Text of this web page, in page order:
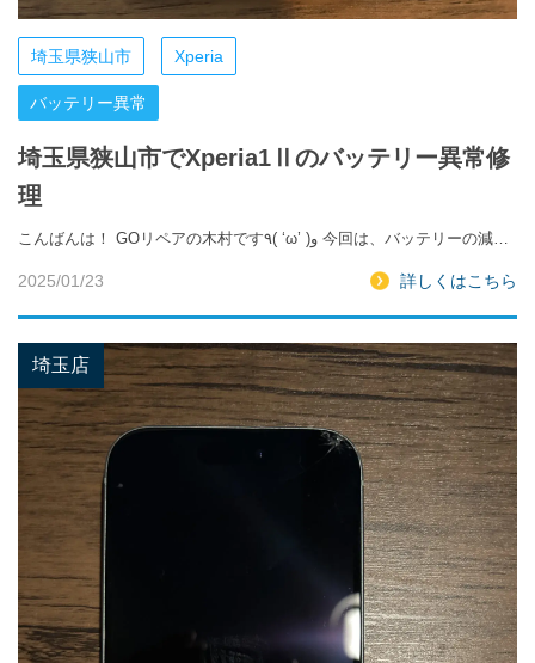
埼玉県狭山市 Xperia
バッテリー異常
埼玉県狭山市でXperia1Ⅱのバッテリー異常修
理
こんばんは！ GOリペアの木村です٩( ‘ω’ )و 今回は、バッテリーの減…
2025/01/23 詳しくはこちら
埼玉店